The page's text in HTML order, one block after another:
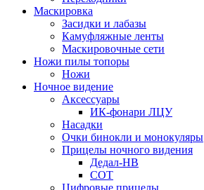
Маскировка
Засидки и лабазы
Камуфляжные ленты
Маскировочные сети
Ножи пилы топоры
Ножи
Ночное видение
Аксессуары
ИК-фонари ЛЦУ
Насадки
Очки бинокли и монокуляры
Прицелы ночного видения
Дедал-НВ
СОТ
Цифровые прицелы